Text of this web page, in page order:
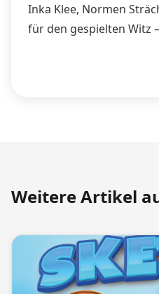
Inka Klee, Normen
für den gespielten Witz
Weitere Artikel